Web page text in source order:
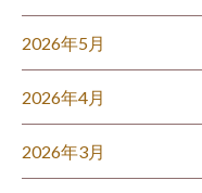
2026年5月
2026年4月
2026年3月